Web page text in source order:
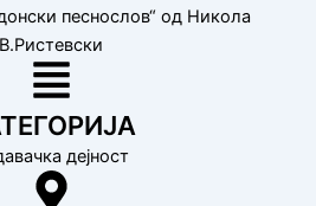
песнослов“ од Никола
В.Ристевски
дејност